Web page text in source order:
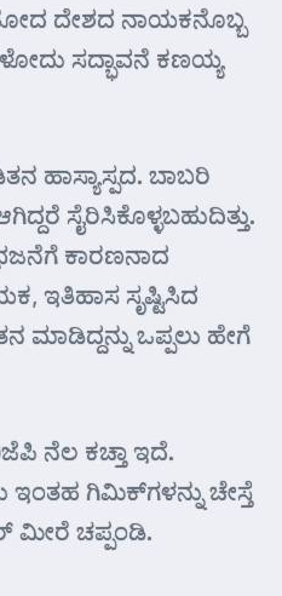
ದೇಶದ ನಾಯಕನೊಬ್ಬ
ಸದ್ಭಾವನೆ ಕಣಯ್ಯ
ಹಾಸ್ಯಾಸ್ಪದ. ಬಾಬರಿ
ಸೈರಿಸಿಕೊಳ್ಳಬಹುದಿತ್ತು.
ಕಾರಣನಾದ
ಇತಿಹಾಸ ಸೃಷ್ಟಿಸಿದ
ಮಾಡಿದ್ದನ್ನು ಒಪ್ಪಲು ಹೇಗೆ
ನೆಲ ಕಚ್ತಾ ಇದೆ.
ಗಿಮಿಕ್‌ಗಳನ್ನು ಚೇಸ್ತೆ
ಮೀರೆ ಚಪ್ಪಂಡಿ.